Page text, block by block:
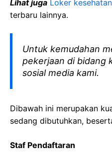
Lihat juga Loker
terbaru lainnya.
Untuk kemudahan
pekerjaan di bidang
sosial media kami.
Dibawah ini merupakan
sedang dibutuhkan,
Staf Pendaftaran